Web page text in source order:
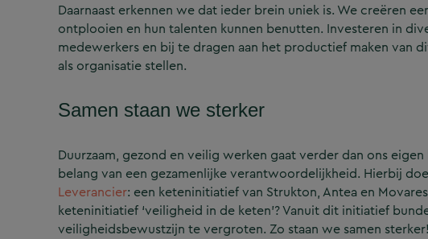
Daarnaast erkennen we dat ieder brein uniek is. We creëren
ontplooien en hun talenten kunnen benutten. Investeren in
medewerkers en bij te dragen aan het productief maken van
als organisatie stellen.
Samen staan we sterker
Duurzaam, gezond en veilig werken gaat verder dan ons
belang van een gezamenlijke verantwoordelijkheid. Hierbij
Leverancier: een keteninitiatief van Strukton, Antea en
keteninitiatief ‘veiligheid in de keten’? Vanuit dit initiatief
veiligheidsbewustzijn te vergroten. Zo staan we samen